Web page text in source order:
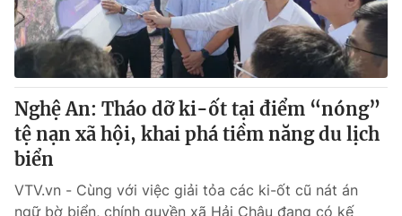
Sản phẩm
Thị trường
Tư vấn
Lịch phát sóng
Chuyên mục khác
Emagazine Podcast
Photo Infographic
Nghệ An: Tháo dỡ ki-ốt tại điểm “nóng”
tệ nạn xã hội, khai phá tiềm năng du lịch
biển
VTV.vn - Cùng với việc giải tỏa các ki-ốt cũ nát án
ngữ bờ biển, chính quyền xã Hải Châu đang có kế